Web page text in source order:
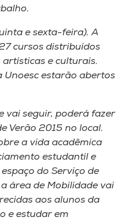
e sexta-feira). A
cursos distribuídos
artísticas e culturais.
Unoesc estarão abertos
vai seguir, poderá fazer
Verão 2015 no local.
a vida acadêmica
estudantil e
do Serviço de
área de Mobilidade vai
aos alunos da
e estudar em